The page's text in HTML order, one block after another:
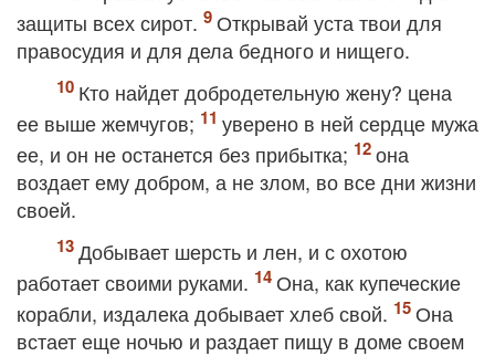
защиты всех сирот.
Открывай уста твои для
правосудия и для дела бедного и нищего.
Кто найдет добродетельную жену? цена
ее выше жемчугов;
уверено в ней сердце мужа
ее, и он не останется без прибытка;
она
воздает ему добром, а не злом, во все дни жизни
своей.
Добывает шерсть и лен, и с охотою
работает своими руками.
Она, как купеческие
корабли, издалека добывает хлеб свой.
Она
встает еще ночью и раздает пищу в доме своем